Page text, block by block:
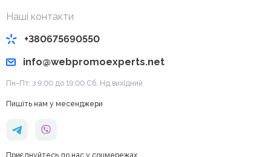
Наші контакти
+380675690550
info@webpromoexperts.net
Пн-Пт: з 9:00 до 19:00 Cб, Нд вихідний
Пишіть нам у месенджери
Приєднуйтесь до нас у соцмережах